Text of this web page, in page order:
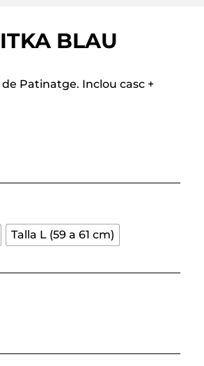
BLAU
Patinatge. Inclou casc +
Talla L (59 a 61 cm)